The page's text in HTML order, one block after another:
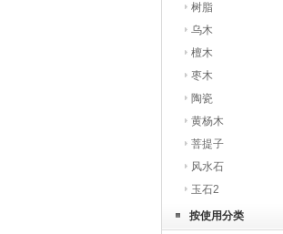
树脂
乌木
檀木
枣木
陶瓷
黄杨木
菩提子
风水石
玉石2
按使用分类